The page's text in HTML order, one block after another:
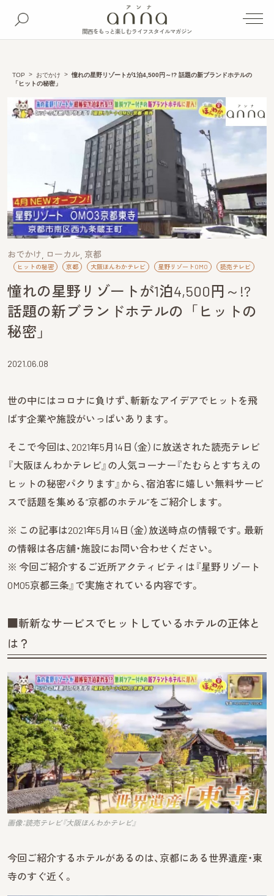
関西をもっと楽しむライフスタイルマガジン
TOP おでかけ
憧れの星野リゾートが1泊4,500円～!? 話題の新ブランドホテルの
「ヒットの秘密」
おでかけ ローカル 京都
ヒットの秘密 京都 大阪ほんわかテレビ 星野リゾートOMO 読売テレビ
憧れの星野リゾートが1泊4,500円～!?
話題の新ブランドホテルの「ヒットの
秘密」
2021.06.08
世の中にはコロナに負けず、斬新なアイデアでヒットを飛
ばす企業や施設がいっぱいあります。
そこで今回は、2021年5月14日（金）に放送された読売テレビ
『大阪ほんわかテレビ』の人気コーナー『たむらとすちえの
ヒットの秘密パクります』から、宿泊客に嬉しい無料サービ
スで話題を集める“京都のホテル”をご紹介します。
※ この記事は2021年5月14日（金）放送時点の情報です。最新
の情報は各店舗・施設にお問い合わせください。
※ 今回ご紹介するご近所アクティビティは『星野リゾート
OMO5京都三条』で実施されている内容です。
■斬新なサービスでヒットしているホテルの正体と
は？
画像：読売テレビ『大阪ほんわかテレビ』
今回ご紹介するホテルがあるのは、京都にある世界遺産・東
寺のすぐ近く。